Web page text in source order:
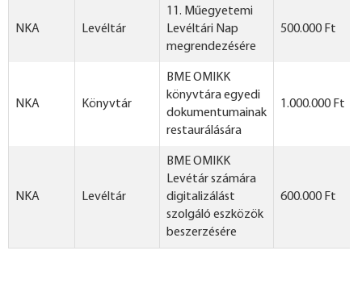
NKA Levéltár
11. Műegyetemi
Levéltári Nap
megrendezésére
500.000 Ft
NKA Könyvtár
BME OMIKK
könyvtára egyedi
dokumentumainak
restaurálására
1.000.000 Ft
NKA Levéltár
BME OMIKK
Levétár számára
digitalizálást
szolgáló eszközök
beszerzésére
600.000 Ft